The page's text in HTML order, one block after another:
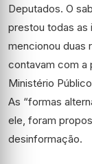
Deputados. O
prestou todas as
mencionou duas
contavam com a
Ministério
As “formas
ele, foram
desinformação.